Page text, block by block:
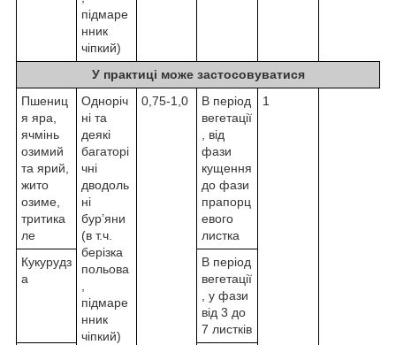
підмаре
нник
чіпкий)
У практиці може застосовуватися
Пшениц
я яра,
ячмінь
озимий
та ярий,
жито
озиме,
тритика
ле
Одноріч
ні та
деякі
багаторі
чні
дводоль
ні
бур’яни
(в т.ч.
берізка
польова
,
підмаре
нник
чіпкий)
0,75-1,0
В період
вегетації
, від
фази
кущення
до фази
прапорц
евого
листка
1
Кукурудз
а
В період
вегетації
, у фази
від 3 до
7 листків